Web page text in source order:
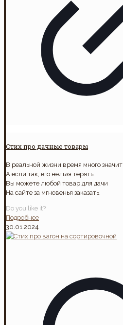
Стих про дачные товары
В реальной жизни время много значит,
А если так, его нельзя терять.
Вы можете любой товар для дачи
На сайте за мгновенья заказать.
Do you like it?
Подробнее
30.01.2024